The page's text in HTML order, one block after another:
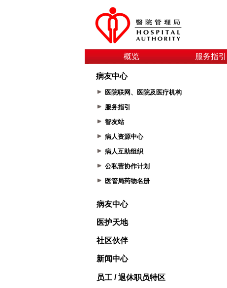
概览 服务指引
病友中心
医院联网、医院及医疗机构
服务指引
智友站
病人资源中心
病人互助组织
公私营协作计划
医管局药物名册
病友中心
医护天地
社区伙伴
新闻中心
员工 / 退休职员特区